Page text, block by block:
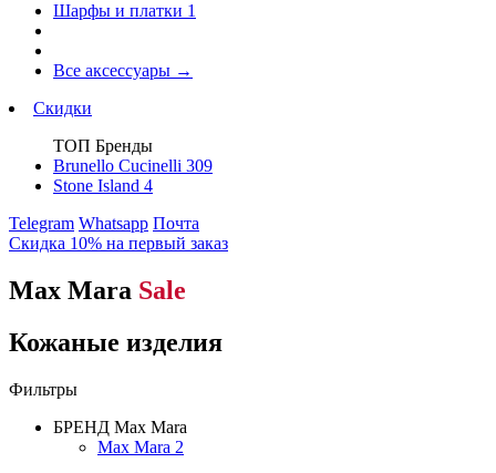
Шарфы и платки 1
Все аксессуары →
Скидки
ТОП Бренды
Brunello Cucinelli 309
Stone Island 4
Telegram Whatsapp Почта
Скидка 10% на первый заказ
Max Mara Sale
Кожаные изделия
Фильтры
БРЕНД Max Mara
Max Mara 2